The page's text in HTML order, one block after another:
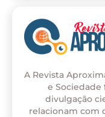
A Revista
e Sociedade
divulgação
relacionam com